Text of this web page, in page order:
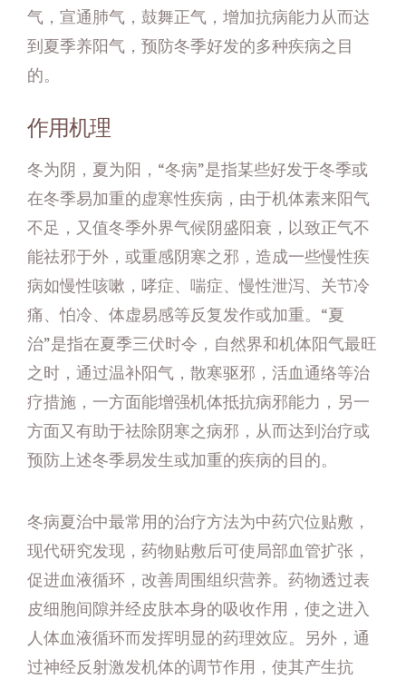
气，宣通肺气，鼓舞正气，增加抗病能力从而达
到夏季养阳气，预防冬季好发的多种疾病之目
的。
作用机理
冬为阴，夏为阳，“冬病”是指某些好发于冬季或
在冬季易加重的虚寒性疾病，由于机体素来阳气
不足，又值冬季外界气候阴盛阳衰，以致正气不
能祛邪于外，或重感阴寒之邪，造成一些慢性疾
病如慢性咳嗽，哮症、喘症、慢性泄泻、关节冷
痛、怕冷、体虚易感等反复发作或加重。“夏
治”是指在夏季三伏时令，自然界和机体阳气最旺
之时，通过温补阳气，散寒驱邪，活血通络等治
疗措施，一方面能增强机体抵抗病邪能力，另一
方面又有助于祛除阴寒之病邪，从而达到治疗或
预防上述冬季易发生或加重的疾病的目的。
冬病夏治中最常用的治疗方法为中药穴位贴敷，
现代研究发现，药物贴敷后可使局部血管扩张，
促进血液循环，改善周围组织营养。药物透过表
皮细胞间隙并经皮肤本身的吸收作用，使之进入
人体血液循环而发挥明显的药理效应。另外，通
过神经反射激发机体的调节作用，使其产生抗